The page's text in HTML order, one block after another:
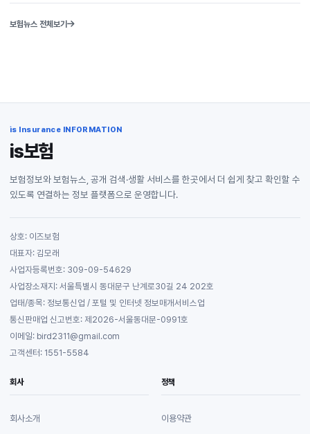
보험뉴스 전체보기
is Insurance INFORMATION
is보험
보험정보와 보험뉴스, 공개 검색·생활 서비스를 한곳에서 더 쉽게 찾고 확인할 수
있도록 연결하는 정보 플랫폼으로 운영합니다.
상호: 이즈보험
대표자: 김모래
사업자등록번호: 309-09-54629
사업장소재지: 서울특별시 동대문구 난계로30길 24 202호
업태/종목: 정보통신업 / 포털 및 인터넷 정보매개서비스업
통신판매업 신고번호: 제2026-서울동대문-0991호
이메일: bird2311@gmail.com
고객센터: 1551-5584
회사
회사소개
정책
이용약관